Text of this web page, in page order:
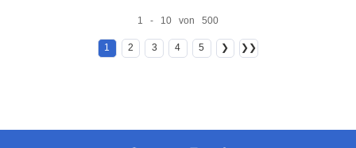
1 - 10 von 500
1 2 3 4 5 ❯ ❯❯